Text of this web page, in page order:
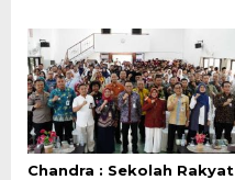
Chandra : Sekolah Rakyat